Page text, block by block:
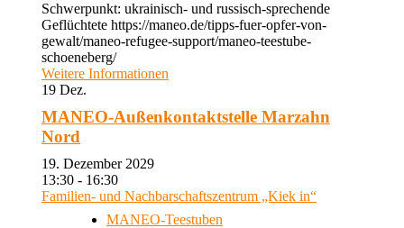
Schwerpunkt: ukrainisch- und russisch-sprechende
Geflüchtete https://maneo.de/tipps-fuer-opfer-von-
gewalt/maneo-refugee-support/maneo-teestube-
schoeneberg/
Weitere Informationen
19 Dez.
MANEO-Außenkontaktstelle Marzahn
Nord
19. Dezember 2029
13:30 - 16:30
Familien- und Nachbarschaftszentrum „Kiek in“
MANEO-Teestuben